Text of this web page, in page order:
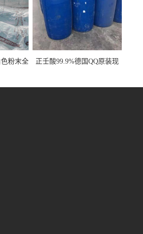
粉末全
正壬酸99.9%德国QQ原装现